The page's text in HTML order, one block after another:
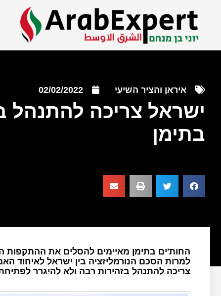
איראן והציר השיעי 02/02/2022
ישראל צריכה להתנהל
בתימן
החות'ים בתימן מאיימים להסלים את ההתקפות
למרות הסכם הנורמליזציה בין ישראל לאיחוד
צריכה להתנהל בזהירות רבה ולא להיגרר